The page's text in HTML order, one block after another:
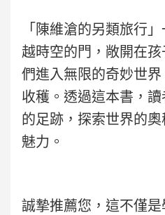
「陳維滄的另類旅行
越時空的門，敞開在
們進入無限的奇妙世
收穫。透過這本書，
的足跡，探索世界的
魅力。
誠摯推薦您，這不僅